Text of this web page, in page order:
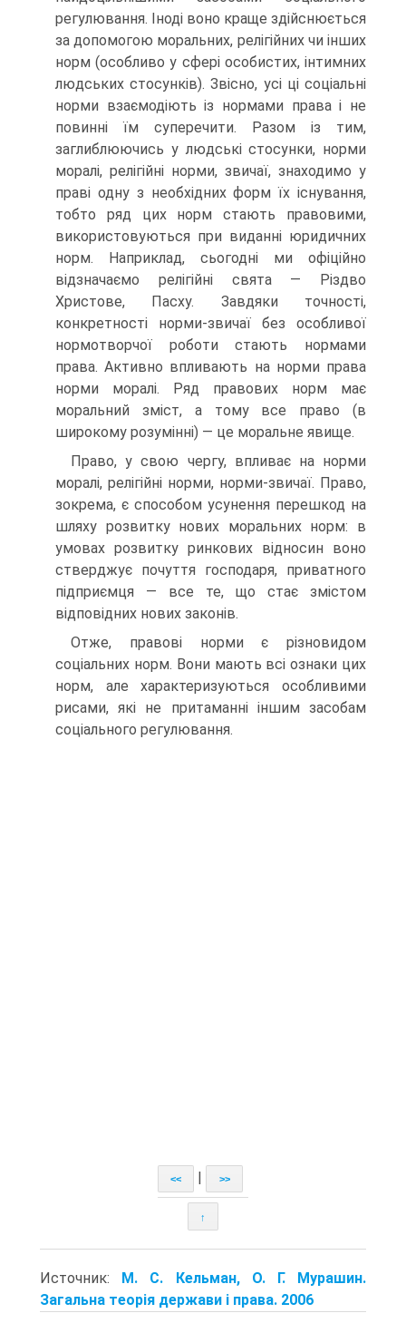
регулювання. Іноді воно краще здійснюється
за допомогою моральних, релігійних чи інших
норм (особливо у сфері особистих, інтимних
людських стосунків). Звісно, усі ці соціальні
норми взаємодіють із нормами права і не
повинні їм суперечити. Разом із тим,
заглиблюючись у людські стосунки, норми
моралі, релігійні норми, звичаї, знаходимо у
праві одну з необхідних форм їх існування,
тобто ряд цих норм стають правовими,
використовуються при виданні юридичних
норм. Наприклад, сьогодні ми офіційно
відзначаємо релігійні свята — Різдво
Христове, Пасху. Завдяки точності,
конкретності норми-звичаї без особливої
нормотворчої роботи стають нормами
права. Активно впливають на норми права
норми моралі. Ряд правових норм має
моральний зміст, а тому все право (в
широкому розумінні) — це моральне явище.
Право, у свою чергу, впливає на норми
моралі, релігійні норми, норми-звичаї. Право,
зокрема, є способом усунення перешкод на
шляху розвитку нових моральних норм: в
умовах розвитку ринкових відносин воно
стверджує почуття господаря, приватного
підприємця — все те, що стає змістом
відповідних нових законів.
Отже, правові норми є різновидом
соціальних норм. Вони мають всі ознаки цих
норм, але характеризуються особливими
рисами, які не притаманні іншим засобам
соціального регулювання.
<< >>
↑
Источник: М. С. Кельман, О. Г. Мурашин.
Загальна теорія держави і права. 2006